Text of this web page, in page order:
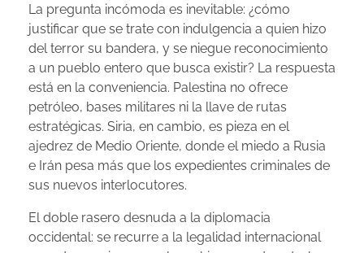
La pregunta incómoda es inevitable: ¿cómo
justificar que se trate con indulgencia a quien hizo
del terror su bandera, y se niegue reconocimiento
a un pueblo entero que busca existir? La respuesta
está en la conveniencia. Palestina no ofrece
petróleo, bases militares ni la llave de rutas
estratégicas. Siria, en cambio, es pieza en el
ajedrez de Medio Oriente, donde el miedo a Rusia
e Irán pesa más que los expedientes criminales de
sus nuevos interlocutores.
El doble rasero desnuda a la diplomacia
occidental: se recurre a la legalidad internacional